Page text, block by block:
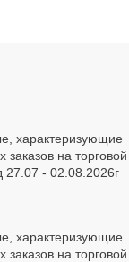
характеризующие
на торговой
27.07 - 02.08.2026г
характеризующие
на торговой